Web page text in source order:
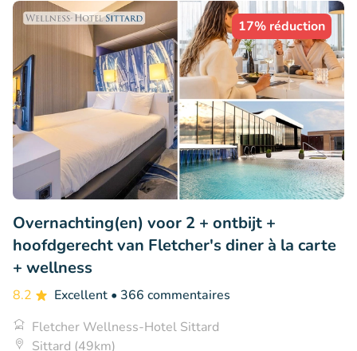
17% réduction
Overnachting(en) voor 2 + ontbijt +
hoofdgerecht van Fletcher's diner à la carte
+ wellness
8.2 Excellent • 366 commentaires
Fletcher Wellness-Hotel Sittard
Sittard (49km)